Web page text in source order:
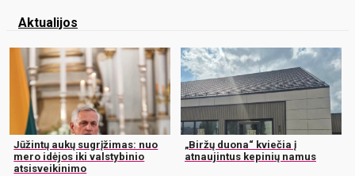
Aktualijos
Jūžintų aukų sugrįžimas: nuo
mero idėjos iki valstybinio
atsisveikinimo
„Biržų duona“ kviečia į
atnaujintus kepinių namus